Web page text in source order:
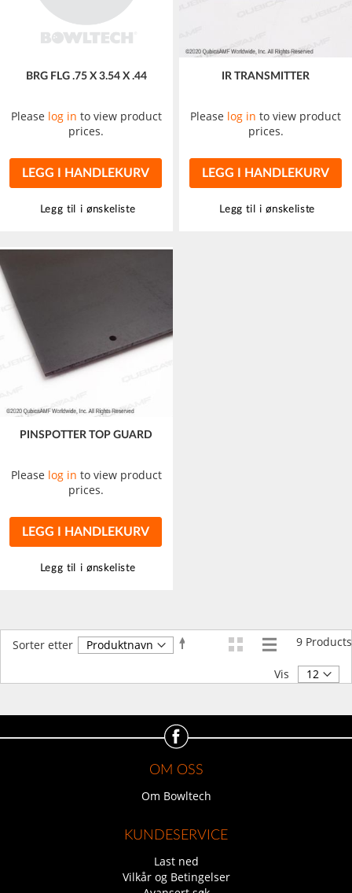
BRG FLG .75 X 3.54 X .44
Please log in to view product
prices.
LEGG I HANDLEKURV
Legg til i ønskeliste
IR TRANSMITTER
Please log in to view product
prices.
LEGG I HANDLEKURV
Legg til i ønskeliste
PINSPOTTER TOP GUARD
Please log in to view product
prices.
LEGG I HANDLEKURV
Legg til i ønskeliste
9 Products
Sorter etter
Angi
Vis
OM OSS
Om Bowltech
KUNDESERVICE
Last ned
Vilkår og Betingelser